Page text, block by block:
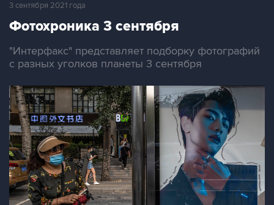
3 сентября 2021 года
Фотохроника 3 сентября
"Интерфакс" представляет подборку фотографий
с разных уголков планеты 3 сентября